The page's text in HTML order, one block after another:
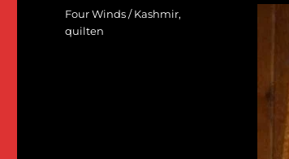
op
Categorieën
Four Winds / Kashmir,
quilten